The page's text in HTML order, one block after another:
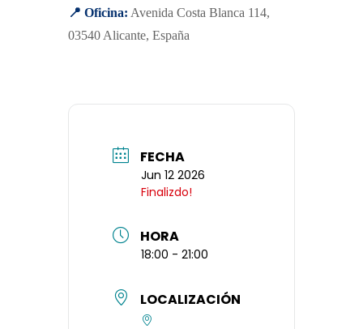
📍 Oficina: Avenida Costa Blanca 114,
03540 Alicante, España
FECHA
Jun 12 2026
Finalizdo!
HORA
18:00 - 21:00
LOCALIZACIÓN